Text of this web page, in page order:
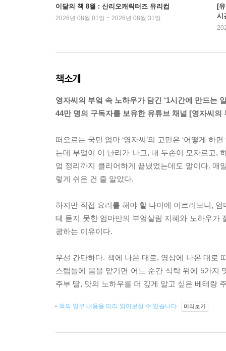
이달의 책 8월 : 산리오캐릭터즈 유리컵
2026년 08월 01일 ~ 2026년 08월 31일
[
시
책소개
영자씨의 부엌 속 노하우가 담긴 ‘1시간에 만드는
44만 명의 구독자를 보유한 유튜브 채널 [영자씨의
떠오르는 국민 엄마 ‘영자씨’의 고민은 ‘어떻게 하
는데 부엌이 이 난리가 나고, 내 두손이 모자르고,
엌 정리까지 클리어하게 끝냈었는데도 말이다. 매
렇게 쉬운 건 줄 알았다.
하지만 직접 요리를 해야 할 나이에 이르러보니,
테 듣지 못한 엄마만의 부엌살림 지혜와 노하우가
광하는 이유이다.
우선 간단하다. 책에 나온 대로, 영상에 나온 대로
스텝들에 몸을 맡기면 어느 순간 식탁 위에 5가지
주부 딸, 맛의 노하우를 더 깊게 알고 싶은 베테랑
책의 일부 내용을 미리 읽어보실 수 있습니다. 미리보기